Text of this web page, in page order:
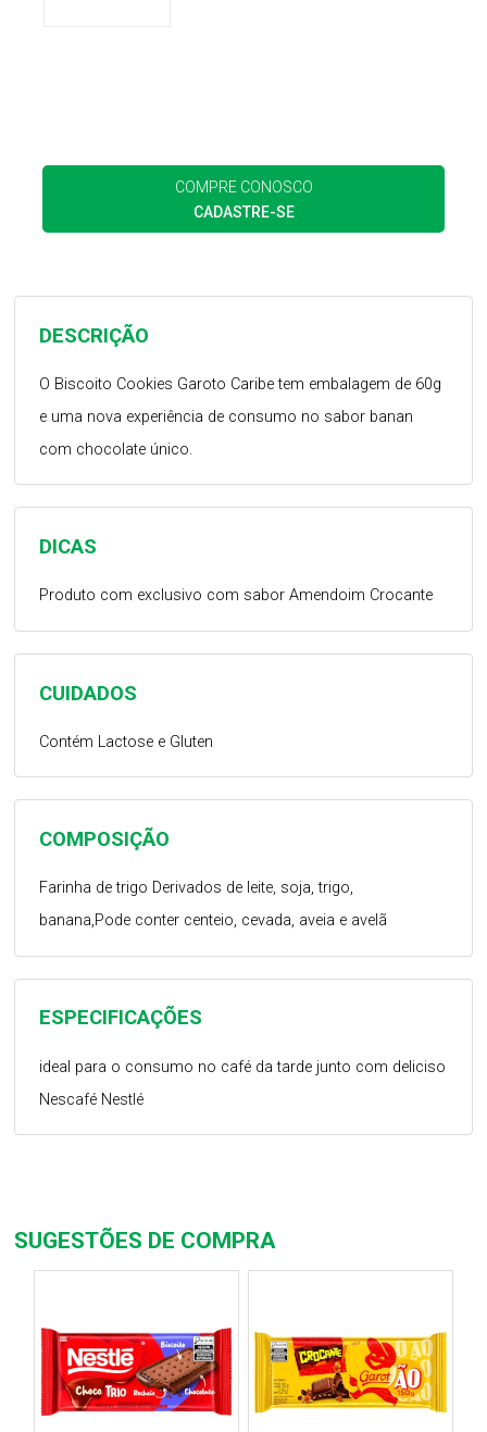
COMPRE CONOSCO
CADASTRE-SE
ESPECIFICAÇÕES
ideal para o consumo no café da tarde junto com deliciso
Nescafé Nestlé
COMPOSIÇÃO
Farinha de trigo Derivados de leite, soja, trigo,
banana,Pode conter centeio, cevada, aveia e avelã
CUIDADOS
Contém Lactose e Gluten
DICAS
Produto com exclusivo com sabor Amendoim Crocante
DESCRIÇÃO
O Biscoito Cookies Garoto Caribe tem embalagem de 60g
e uma nova experiência de consumo no sabor banan
com chocolate único.
SUGESTÕES DE COMPRA